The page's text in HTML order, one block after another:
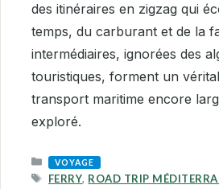
des itinéraires en zigzag qui
temps, du carburant et de la
intermédiaires, ignorées des
touristiques, forment un
transport maritime encore
exploré.
CATEGORIES
VOYAGE
TAGS
FERRY, ROAD TRIP